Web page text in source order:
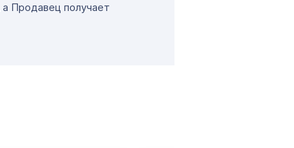
Продавец получает